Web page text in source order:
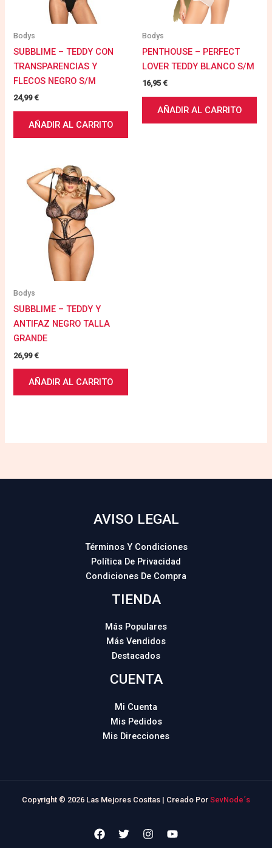
Bodys
SUBBLIME – TEDDY CON
TRANSPARENCIAS Y
FLECOS NEGRO S/M
24,99€
AÑADIR AL CARRITO
Bodys
PENTHOUSE – PERFECT
LOVER TEDDY BLANCO S/M
16,95€
AÑADIR AL CARRITO
Bodys
SUBBLIME – TEDDY Y
ANTIFAZ NEGRO TALLA
GRANDE
26,99€
AÑADIR AL CARRITO
AVISO LEGAL
Términos Y Condiciones
Política De Privacidad
Condiciones De Compra
TIENDA
Más Populares
Más Vendidos
Destacados
CUENTA
Mi Cuenta
Mis Pedidos
Mis Direcciones
Copyright © 2026 Las Mejores Cositas | Creado Por SevNode´s